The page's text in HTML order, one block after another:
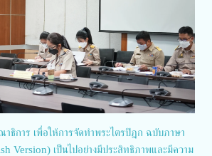
ธิการ เพื่อให้การจัดทำพระไตรปิฎก ฉบับภาษา
Version) เป็นไปอย่างมีประสิทธิภาพและมีความ